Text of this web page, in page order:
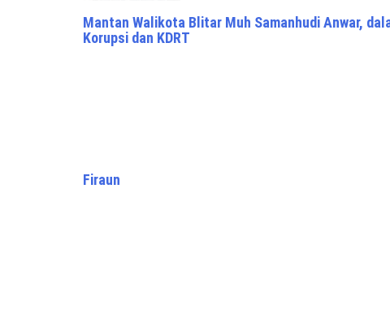
Mantan Walikota Blitar Muh Samanhudi Anwar,
Korupsi dan KDRT
Firaun